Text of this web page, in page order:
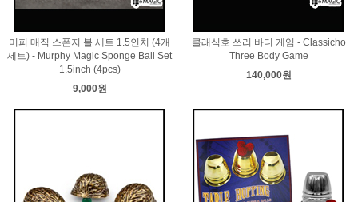
머피 매직 스폰지 볼 세트 1.5인치 (4개
세트) - Murphy Magic Sponge Ball Set
1.5inch (4pcs)
9,000원
클래식호 쓰리 바디 게임 - Classicho
Three Body Game
140,000원